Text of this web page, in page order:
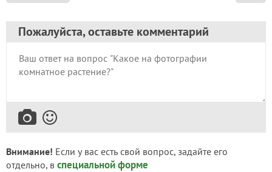
Пожалуйста, оставьте комментарий
Внимание! Если у вас есть свой вопрос, задайте его
отдельно, в специальной форме